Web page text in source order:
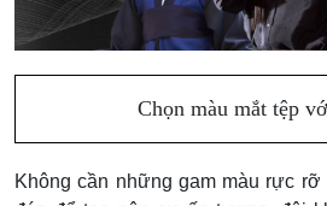
Chọn màu mắt tệp
Không cần những gam màu rực